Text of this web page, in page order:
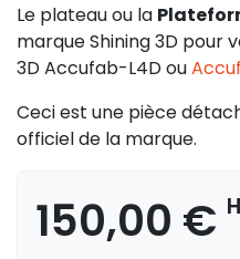
Le plateau ou la
marque Shining 3D pour
3DAccufab-L4D ou
Ceci est une pièce
officiel de la marque.
150,00 €